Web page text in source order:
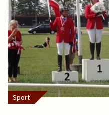
Sport